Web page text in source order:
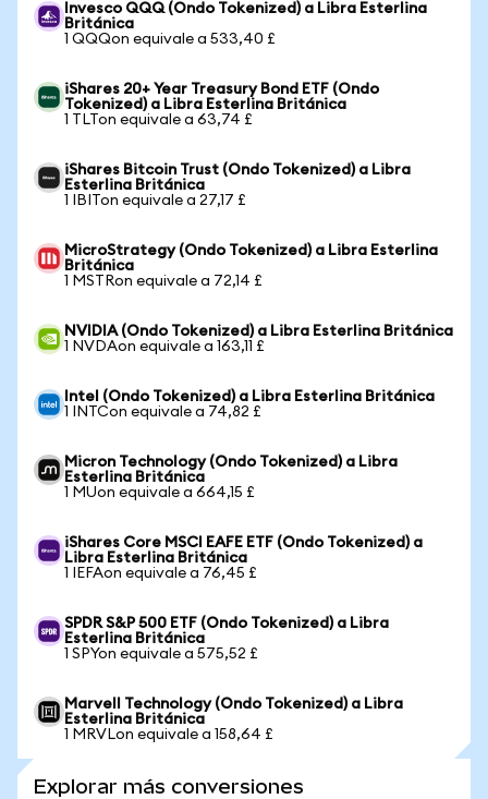
Invesco QQQ (Ondo Tokenized) a Libra Esterlina
Británica
1 QQQon equivale a 533,40 £
iShares 20+ Year Treasury Bond ETF (Ondo
Tokenized) a Libra Esterlina Británica
1 TLTon equivale a 63,74 £
iShares Bitcoin Trust (Ondo Tokenized) a Libra
Esterlina Británica
1 IBITon equivale a 27,17 £
MicroStrategy (Ondo Tokenized) a Libra Esterlina
Británica
1 MSTRon equivale a 72,14 £
NVIDIA (Ondo Tokenized) a Libra Esterlina Británica
1 NVDAon equivale a 163,11 £
Intel (Ondo Tokenized) a Libra Esterlina Británica
1 INTCon equivale a 74,82 £
Micron Technology (Ondo Tokenized) a Libra
Esterlina Británica
1 MUon equivale a 664,15 £
iShares Core MSCI EAFE ETF (Ondo Tokenized) a
Libra Esterlina Británica
1 IEFAon equivale a 76,45 £
SPDR S&P 500 ETF (Ondo Tokenized) a Libra
Esterlina Británica
1 SPYon equivale a 575,52 £
Marvell Technology (Ondo Tokenized) a Libra
Esterlina Británica
1 MRVLon equivale a 158,64 £
Explorar más conversiones